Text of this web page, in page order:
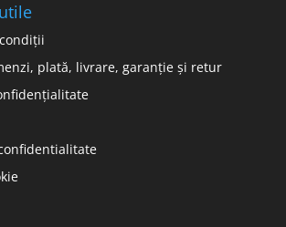
plată, livrare, garanție și retur